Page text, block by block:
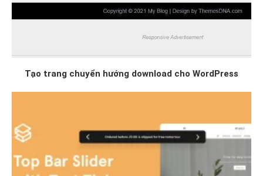
Tạo trang chuyển hướng download cho WordPress